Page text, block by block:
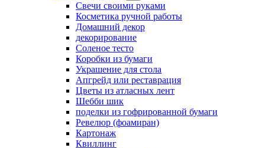
Свечи своими руками
Косметика ручной работы
Домашний декор
декорирование
Соленое тесто
Коробки из бумаги
Украшение для стола
Апгрейд или реставрация
Цветы из атласных лент
Шебби шик
поделки из гофрированной бумаги
Ревелюр (фоамиран)
Картонаж
Квиллинг